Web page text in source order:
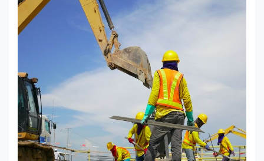
виды труб, которые используются в
современных системах водоснабжения, и их
особенности. 1. Металлические трубы
Металлические трубы продолжают оставаться
популярными благодаря своей прочности и
долговечности. Основные виды металлических
труб включают: 2. Пластиковые […]